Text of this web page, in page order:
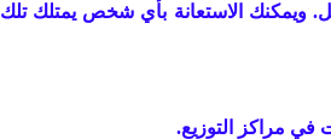
ويمكنك الاستعانة بأي شخص يمتلك تلك
في مراكز التوزيع.